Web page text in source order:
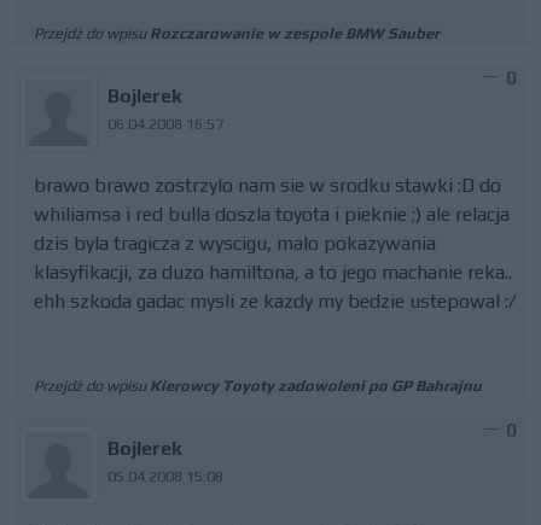
Przejdź do wpisu Rozczarowanie w zespole BMW Sauber
Bojlerek
06.04.2008 16:57
0
brawo brawo zostrzylo nam sie w srodku stawki :D do
whiliamsa i red bulla doszla toyota i pieknie ;) ale relacja
dzis byla tragicza z wyscigu, malo pokazywania
klasyfikacji, za duzo hamiltona, a to jego machanie reka..
ehh szkoda gadac mysli ze kazdy my bedzie ustepowal :/
Przejdź do wpisu Kierowcy Toyoty zadowoleni po GP Bahrajnu
Bojlerek
05.04.2008 15:08
0